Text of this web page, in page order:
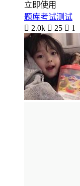
立即使用
题库考试测试
 2.0k  25  1